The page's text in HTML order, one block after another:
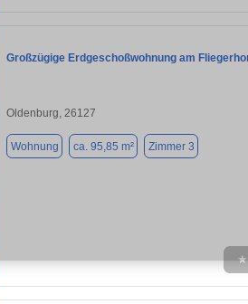
Großzügige Erdgeschoßwohnung am
Oldenburg, 26127
Wohnung ca. 95,85 m² Zimmer 3
★